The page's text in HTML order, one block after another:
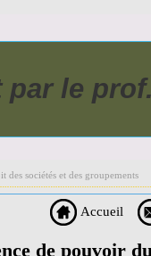
le
des sociétés et des groupements
Accueil
de pouvoir